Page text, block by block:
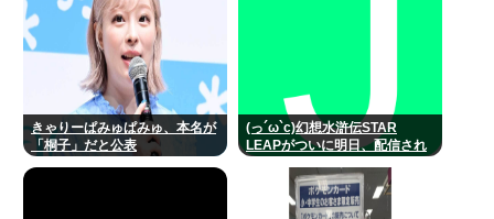
きゃりーぱみゅぱみゅ、本名が
「桐子」だと公表
(っ´ω`c)幻想水滸伝STAR
LEAPがついに明日、配信され